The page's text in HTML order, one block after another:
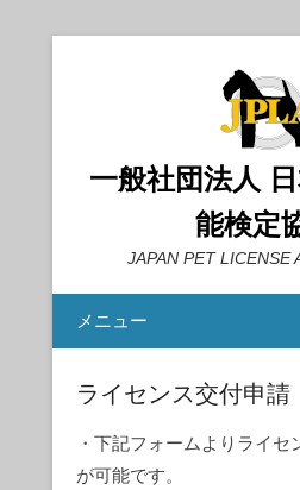
一般社団法人
能検定
JAPAN PET LICENSE
メニュー
ライセンス交付申請
・下記フォームよりライセ
が可能です。